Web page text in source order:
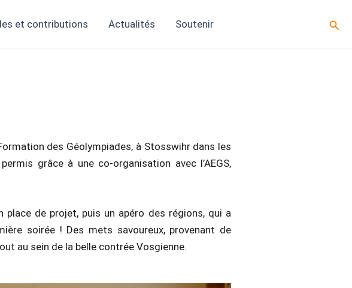
et contributions Actualités Soutenir
des Géolympiades, à Stosswihr dans les
grâce à une co-organisation avec l’AEGS,
de projet, puis un apéro des régions, qui a
soirée ! Des mets savoureux, provenant de
au sein de la belle contrée Vosgienne.